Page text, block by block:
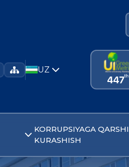
UZ
KORRUPSIYAGA QARSHI
KURASHISH